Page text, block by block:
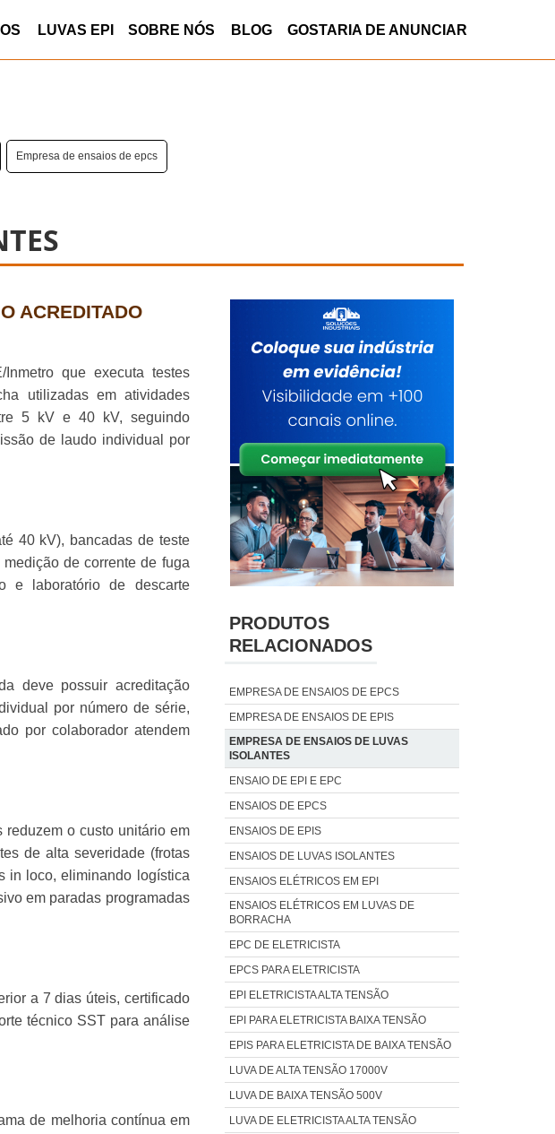
LUVAS EPI SOBRE NÓS BLOG GOSTARIA DE ANUNCIAR
Empresa de ensaios de epcs
ACREDITADO
que executa testes
utilizadas em atividades
5 kV e 40 kV, seguindo
de laudo individual por
40 kV), bancadas de teste
de corrente de fuga
e laboratório de descarte
deve possuir acreditação
por número de série,
por colaborador atendem
reduzem o custo unitário em
de alta severidade (frotas
in loco, eliminando logística
em paradas programadas
a 7 dias úteis, certificado
técnico SST para análise
de melhoria contínua em
PRODUTOS
RELACIONADOS
EMPRESA DE ENSAIOS DE EPCS
EMPRESA DE ENSAIOS DE EPIS
EMPRESA DE ENSAIOS DE LUVAS
ISOLANTES
ENSAIO DE EPI E EPC
ENSAIOS DE EPCS
ENSAIOS DE EPIS
ENSAIOS DE LUVAS ISOLANTES
ENSAIOS ELÉTRICOS EM EPI
ENSAIOS ELÉTRICOS EM LUVAS DE
BORRACHA
EPC DE ELETRICISTA
EPCS PARA ELETRICISTA
EPI ELETRICISTA ALTA TENSÃO
EPI PARA ELETRICISTA BAIXA TENSÃO
EPIS PARA ELETRICISTA DE BAIXA TENSÃO
LUVA DE ALTA TENSÃO 17000V
LUVA DE BAIXA TENSÃO 500V
LUVA DE ELETRICISTA ALTA TENSÃO